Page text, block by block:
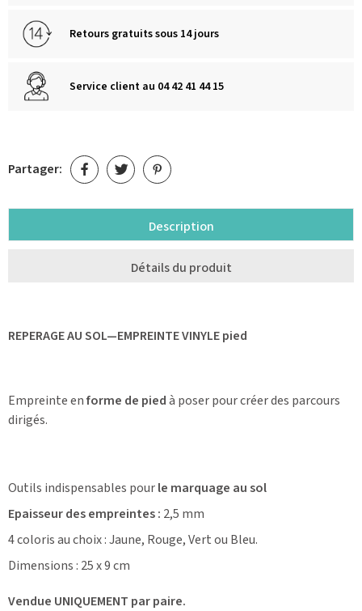
Retours gratuits sous 14 jours
Service client au 04 42 41 44 15
Partager:
Description
Détails du produit
REPERAGE AU SOL—EMPREINTE VINYLE pied
Empreinte enforme de piedà poser pour créer des parcours
dirigés.
Outils indispensables pourle marquage au sol
Epaisseur des empreintes : 2,5 mm
4 coloris au choix : Jaune, Rouge, Vert ou Bleu.
Dimensions : 25 x 9 cm
Vendue UNIQUEMENT par paire.